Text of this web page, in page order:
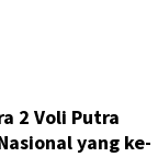
2 Voli Putra
yang ke-